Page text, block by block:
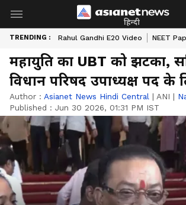
हिन्दी
TRENDING : Rahul Gandhi E20 Video NEET
महायुति का UBT को झटका,
विधान परिषद उपाध्यक्ष पद के
Author : Asianet News Hindi Central | ANI |
Published : Jun 30 2026, 01:31 PM IST